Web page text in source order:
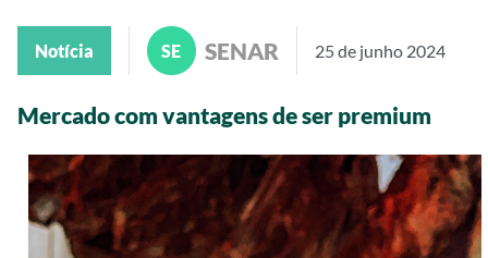
Notícia SE SENAR 25 de junho 2024
Mercado com vantagens de ser premium